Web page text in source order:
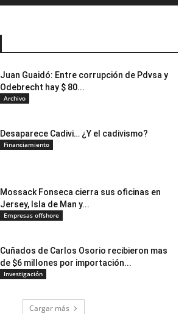
Juan Guaidó: Entre corrupción de Pdvsa y
Odebrecht hay $ 80...
Archivo
Desaparece Cadivi… ¿Y el cadivismo?
Financiamiento
Mossack Fonseca cierra sus oficinas en
Jersey, Isla de Man y...
Empresas offshore
Cuñados de Carlos Osorio recibieron mas
de $6 millones por importación...
Investigación
Cargar más